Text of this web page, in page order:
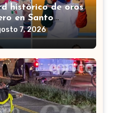
histórico de oros
en Santo
7, 2026